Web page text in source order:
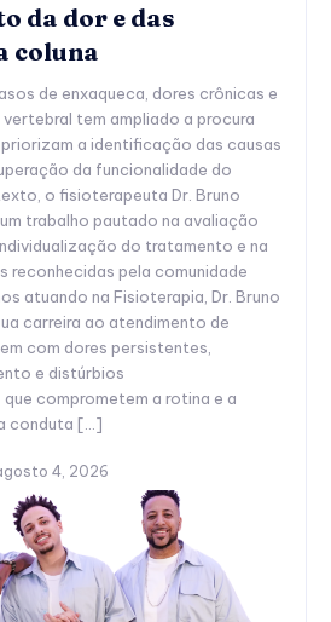
da dor e das
coluna
de enxaqueca, dores crônicas e
tem ampliado a procura
a identificação das causas
da funcionalidade do
o fisioterapeuta Dr. Bruno
trabalho pautado na avaliação
do tratamento e na
reconhecidas pela comunidade
atuando na Fisioterapia, Dr. Bruno
carreira ao atendimento de
com dores persistentes,
e distúrbios
comprometem a rotina e a
conduta […]
4, 2026